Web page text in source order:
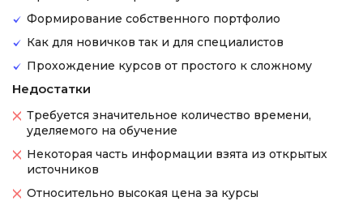
Формирование собственного портфолио
Как для новичков так и для специалистов
Прохождение курсов от простого к сложному
Недостатки
Требуется значительное количество времени,
уделяемого на обучение
Некоторая часть информации взята из открытых
источников
Относительно высокая цена за курсы